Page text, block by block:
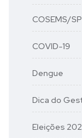
COSEMS/SP
COVID-19
Dengue
Dica do
Eleições